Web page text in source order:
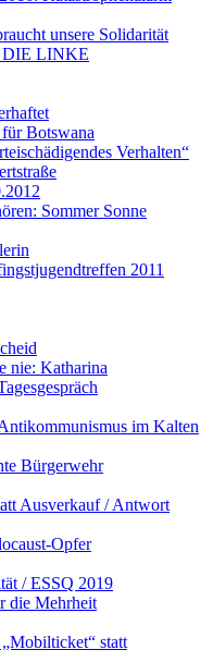
unsere Solidarität
DIE LINKE
Botswana
Verhalten“
Sommer Sonne
2011
nie: Katharina
im Kalten
Bürgerwehr
Ausverkauf / Antwort
Opfer
/ ESSQ 2019
die Mehrheit
statt